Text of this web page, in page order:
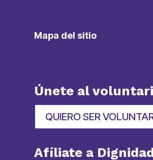
Mapa del sitio
Únete al
QUIERO SER
Afíliate a